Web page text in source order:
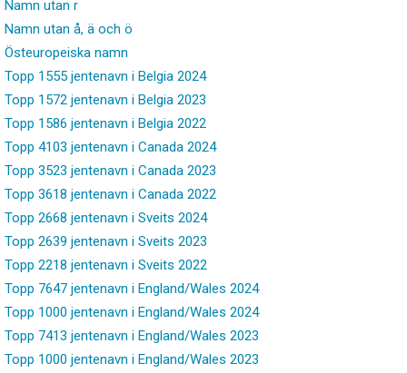
Namn utan r
Namn utan å, ä och ö
Östeuropeiska namn
Topp 1555 jentenavn i Belgia 2024
Topp 1572 jentenavn i Belgia 2023
Topp 1586 jentenavn i Belgia 2022
Topp 4103 jentenavn i Canada 2024
Topp 3523 jentenavn i Canada 2023
Topp 3618 jentenavn i Canada 2022
Topp 2668 jentenavn i Sveits 2024
Topp 2639 jentenavn i Sveits 2023
Topp 2218 jentenavn i Sveits 2022
Topp 7647 jentenavn i England/Wales 2024
Topp 1000 jentenavn i England/Wales 2024
Topp 7413 jentenavn i England/Wales 2023
Topp 1000 jentenavn i England/Wales 2023